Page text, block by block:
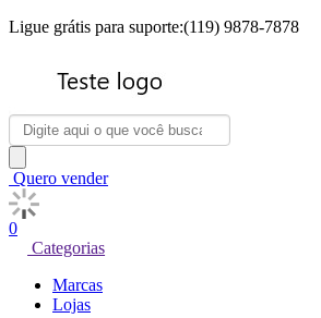
Ligue grátis para suporte:(119) 9878-7878
Quero vender
0
Categorias
Marcas
Lojas